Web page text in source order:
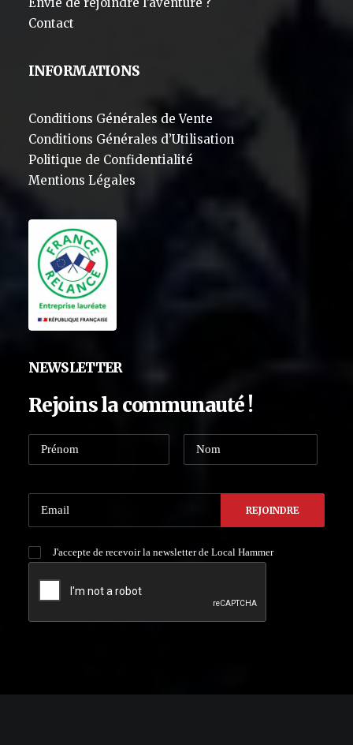
Contact
INFORMATIONS
Conditions Générales de Vente
Conditions Générales d’Utilisation
Politique de Confidentialité
Mentions Légales
NEWSLETTER
Rejoins la communauté !
J'accepte de recevoir la newsletter de Local Hammer